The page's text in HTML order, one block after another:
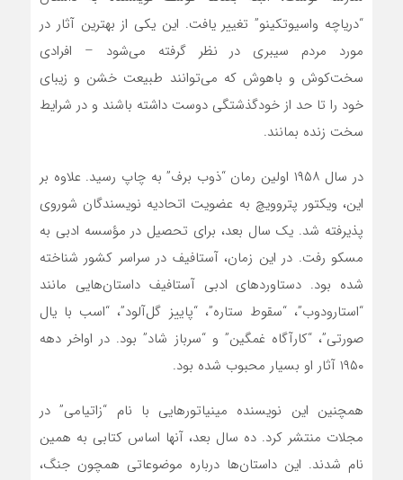
“دریاچه واسیوتکینو” تغییر یافت. این یکی از بهترین آثار در
مورد مردم سیبری در نظر گرفته می‌شود – افرادی
سخت‌کوش و باهوش که می‌توانند طبیعت خشن و زیبای
خود را تا حد از خودگذشتگی دوست داشته باشند و در شرایط
سخت زنده بمانند.
در سال ۱۹۵۸ اولین رمان “ذوب برف” به چاپ رسید. علاوه بر
این، ویکتور پتروویچ به عضویت اتحادیه نویسندگان شوروی
پذیرفته شد. یک سال بعد، برای تحصیل در مؤسسه ادبی به
مسکو رفت. در این زمان، آستافیف در سراسر کشور شناخته
شده بود. دستاوردهای ادبی آستافیف داستان‌هایی مانند
“استارودوب”، “سقوط ستاره”، “پاییز گل‌آلود”، “اسب با یال
صورتی”، “کارآگاه غمگین” و “سرباز شاد” بود. در اواخر دهه
۱۹۵۰ آثار او بسیار محبوب شده بود.
همچنین این نویسنده مینیاتورهایی با نام “زاتیامی” در
مجلات منتشر کرد. ده سال بعد، آنها اساس کتابی به همین
نام شدند. این داستان‌ها درباره موضوعاتی همچون جنگ،